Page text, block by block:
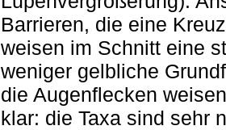
Barrieren, die eine
weisen im Schnitt eine
weniger gelbliche
die Augenflecken
klar: die Taxa sind sehr